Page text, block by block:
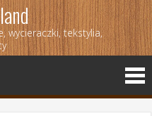
wycieraczki, tekstylia,